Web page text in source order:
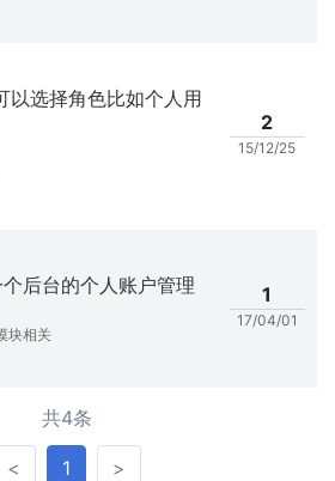
以选择角色比如个人用
2
15/12/25
后台的个人账户管理
块相关
1
17/04/01
共4条
< 1 >